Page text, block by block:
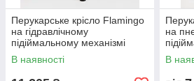
Перукарське крісло Flamingo
на гідравлічному
підіймальному механізмі
В наявності
на
В